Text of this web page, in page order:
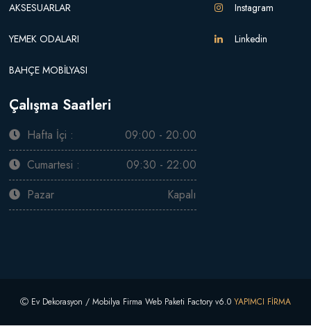
AKSESUARLAR
YEMEK ODALARI
BAHÇE MOBİLYASI
Instagram
Linkedin
Çalışma Saatleri
Hafta İçi :
09:00 - 20:00
Cumartesi :
09:30 - 22:00
Pazar
Kapalı
Ev Dekorasyon / Mobilya Firma Web Paketi Factory v6.0 YAPIMCI FİRMA